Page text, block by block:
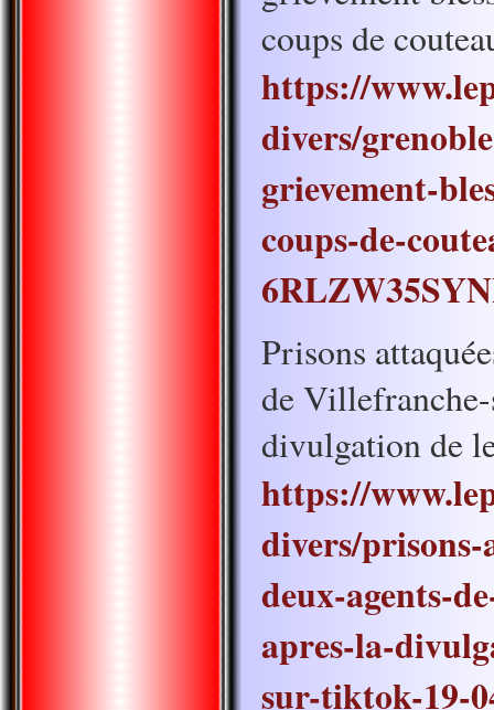
coups de
https://
divers/
grievement-
coups-de-
Prisons
de
divulgation de
https://
divers/
deux-agents-
apres-la-
sur-tiktok-19-